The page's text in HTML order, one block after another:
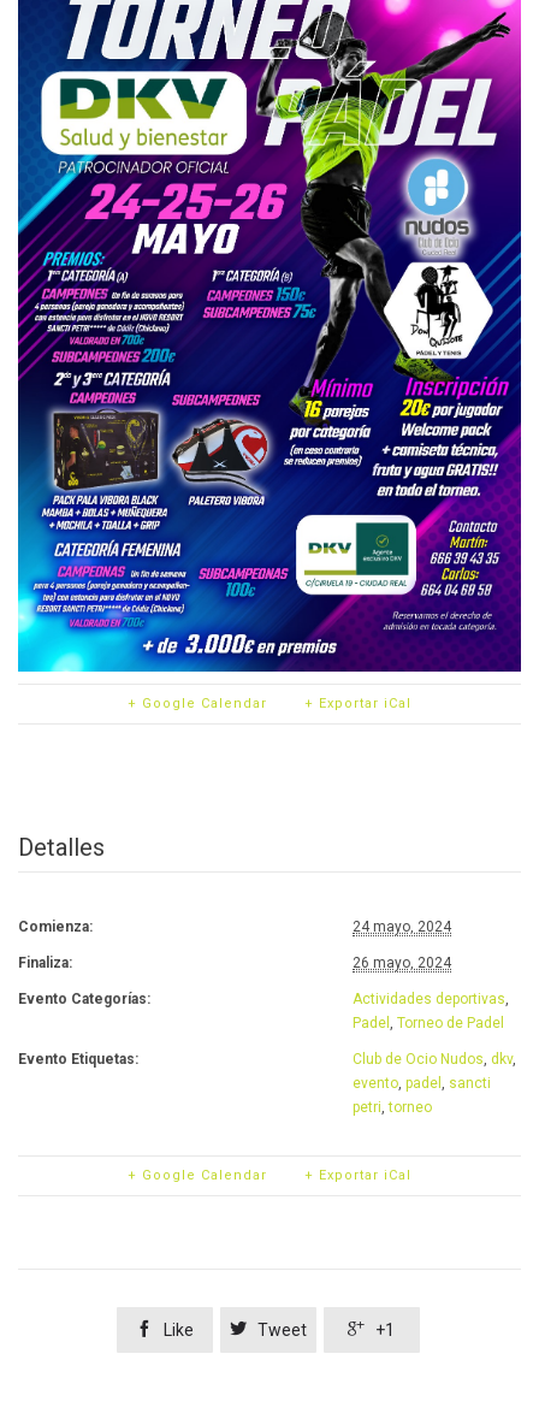
+ Google Calendar + Exportar iCal
Detalles
Comienza: 24 mayo, 2024
Finaliza: 26 mayo, 2024
Evento Categorías: Actividades deportivas
Padel
Torneo de Padel
Evento Etiquetas: Club de Ocio Nudos dkv,
evento padel
sancti
petri ,torneo
+ Google Calendar + Exportar iCal
 Like  Tweet  +1